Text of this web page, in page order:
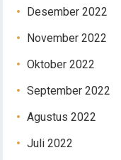
Desember 2022
November 2022
Oktober 2022
September 2022
Agustus 2022
Juli 2022